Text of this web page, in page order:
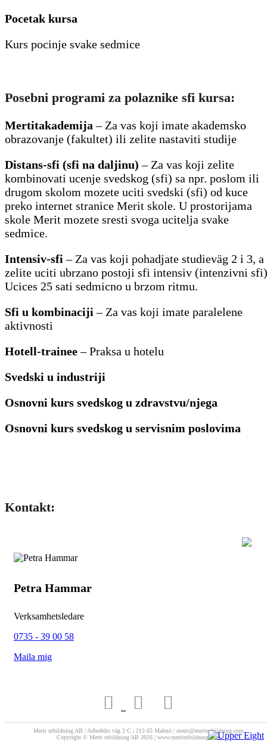
Pocetak kursa
Kurs pocinje svake sedmice
Posebni programi za polaznike sfi kursa:
Mertitakademija– Za vas koji imate akademsko
obrazovanje (fakultet) ili zelite nastaviti studije
Distans-sfi (sfi na daljinu) – Za vas koji zelite
kombinovati ucenje svedskog (sfi) sa npr. poslom ili
drugom skolom mozete uciti svedski (sfi) od kuce
preko internet stranice Merit skole. U prostorijama
skole Merit mozete sresti svoga ucitelja svake
sedmice.
Intensiv-sfi – Za vas koji pohadjate studieväg 2 i 3, a
zelite uciti ubrzano postoji sfi intensiv (intenzivni
Ucices 25 sati sedmicno u brzom ritmu.
Sfi u kombinaciji – Za vas koji imate paralelene
aktivnosti
Hotell-trainee– Praksa u hotelu
Svedski u industriji
Osnovni kurs svedskog u zdravstvu/njega
Osnovni kurs svedskog u servisnim poslovima
Kontakt:
Petra Hammar
Verksamhetsledare
0735 - 39 00 58
Maila mig
Merit utbildning AB | Adlerfelts väg 2 C | 213 65 Malmö | merit@meritutbildning.com
Copyright © Merit utbildning AB 2026 | www.meritutbildning.com